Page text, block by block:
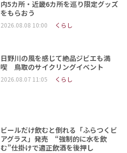
内5カ所・近畿6カ所を巡り限定グッズ
をもらおう
2026.08.08 10:00 くらし
日野川の風を感じて絶品ジビエも満
喫 鳥取のサイクリングイベント
2026.08.07 11:05 くらし
ビールだけ飲むと倒れる「ふらつくビ
アグラス」発売 “強制的に水を飲
む”仕掛けで適正飲酒を後押し